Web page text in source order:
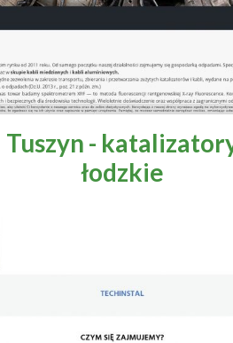
Tuszyn -
łodzkie